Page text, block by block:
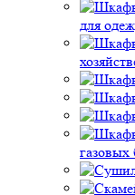
для
газовых